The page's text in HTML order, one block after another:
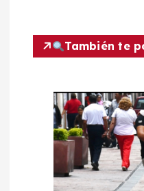
c
También te